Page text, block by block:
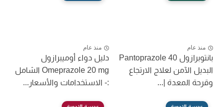
منذ عام
بانتوبرازول Pantoprazole 40
البديل الآمن لعلاج الارتجاع
وقرحة المعدة |...
منذ عام
دليل دواء أوميبرازول
Omeprazole 20 mg الشامل
:- الاستخدامات والأسعار...